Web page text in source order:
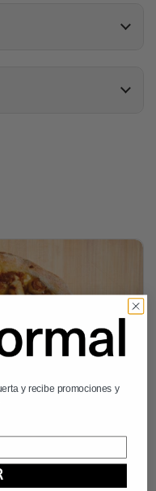
y recibe promociones y